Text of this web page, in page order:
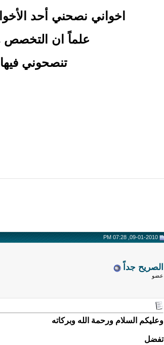
اخواني نصحني أحد
علماً ان التخصص
تنصحوني
الصريح جداً
عضو
وعليكم السلام ورحمة الله وبركاته
تفضل